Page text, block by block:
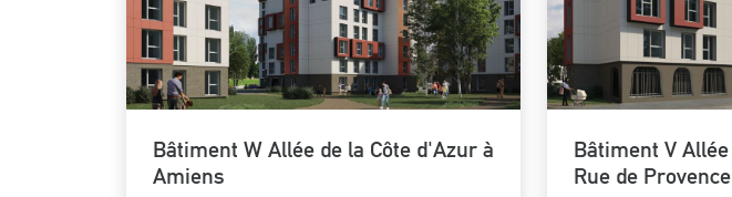
Bâtiment W Allée de la Côte d'Azur à
Amiens
Bâtiment V
Rue de